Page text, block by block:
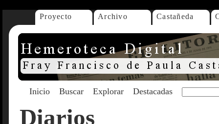
Proyecto Archivo Castañeda
Inicio Buscar Explorar Destacadas
Diarios